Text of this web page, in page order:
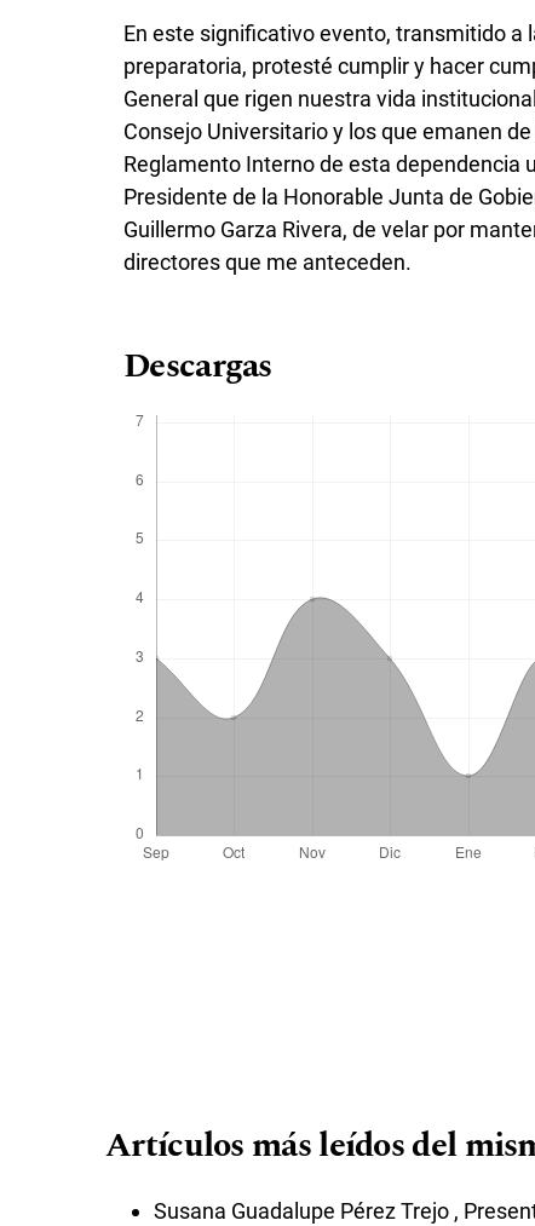
En este significativo evento, transmitido a
preparatoria, protesté cumplir y hacer
General que rigen nuestra vida
Consejo Universitario y los que emanen
Reglamento Interno de esta dependencia
Presidente de la Honorable Junta de
Guillermo Garza Rivera, de velar por
directores que me anteceden.
Descargas
Artículos más leídos del
Susana Guadalupe Pérez Trejo ,